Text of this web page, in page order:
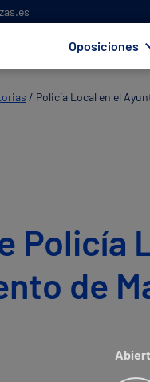
Oposiciones
/ Policía Local en el
Policía
de